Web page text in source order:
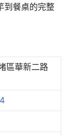
到餐桌的完整
區華新二路